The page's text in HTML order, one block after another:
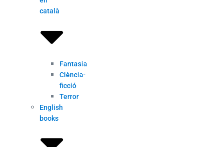
català
Fantasia
Ciència-
ficció
Terror
English
books